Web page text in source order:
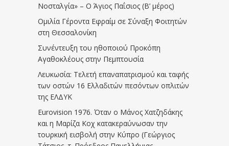
Νοσταλγία» – Ο Άγιος Παΐσιος (Β’ μέρος)
Ομιλία Γέροντα Εφραίμ σε Σύναξη Φοιτητών
στη Θεσσαλονίκη
Συνέντευξη του ηθοποιού Προκόπη
Αγαθοκλέους στην Πεμπτουσία
Λευκωσία: Τελετή επαναπατρισμού και ταφής
των οστών 16 Ελλαδιτών πεσόντων οπλιτών
της ΕΛΔΥΚ
Eurovision 1976. Όταν ο Μάνος Χατζηδάκης
και η Μαρίζα Κοχ κατακεραύνωσαν την
τουρκική εισβολή στην Κύπρο (Γεώργιος